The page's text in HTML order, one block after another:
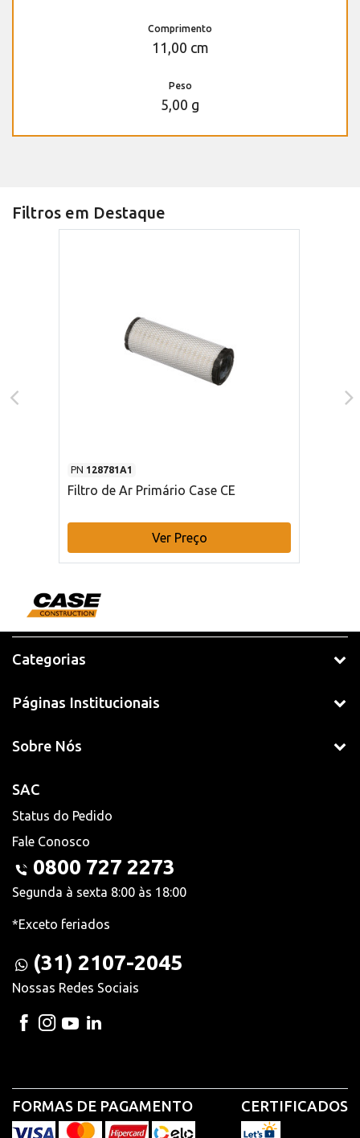
Comprimento
11,00 cm
Peso
5,00 g
Filtros em Destaque
PN 128781A1
Filtro de Ar Primário Case CE
Ver Preço
Categorias
Páginas Institucionais
Sobre Nós
SAC
Status do Pedido
Fale Conosco
0800 727 2273
Segunda à sexta 8:00 às 18:00
*Exceto feriados
(31) 2107-2045
Nossas Redes Sociais
FORMAS DE PAGAMENTO CERTIFICADOS